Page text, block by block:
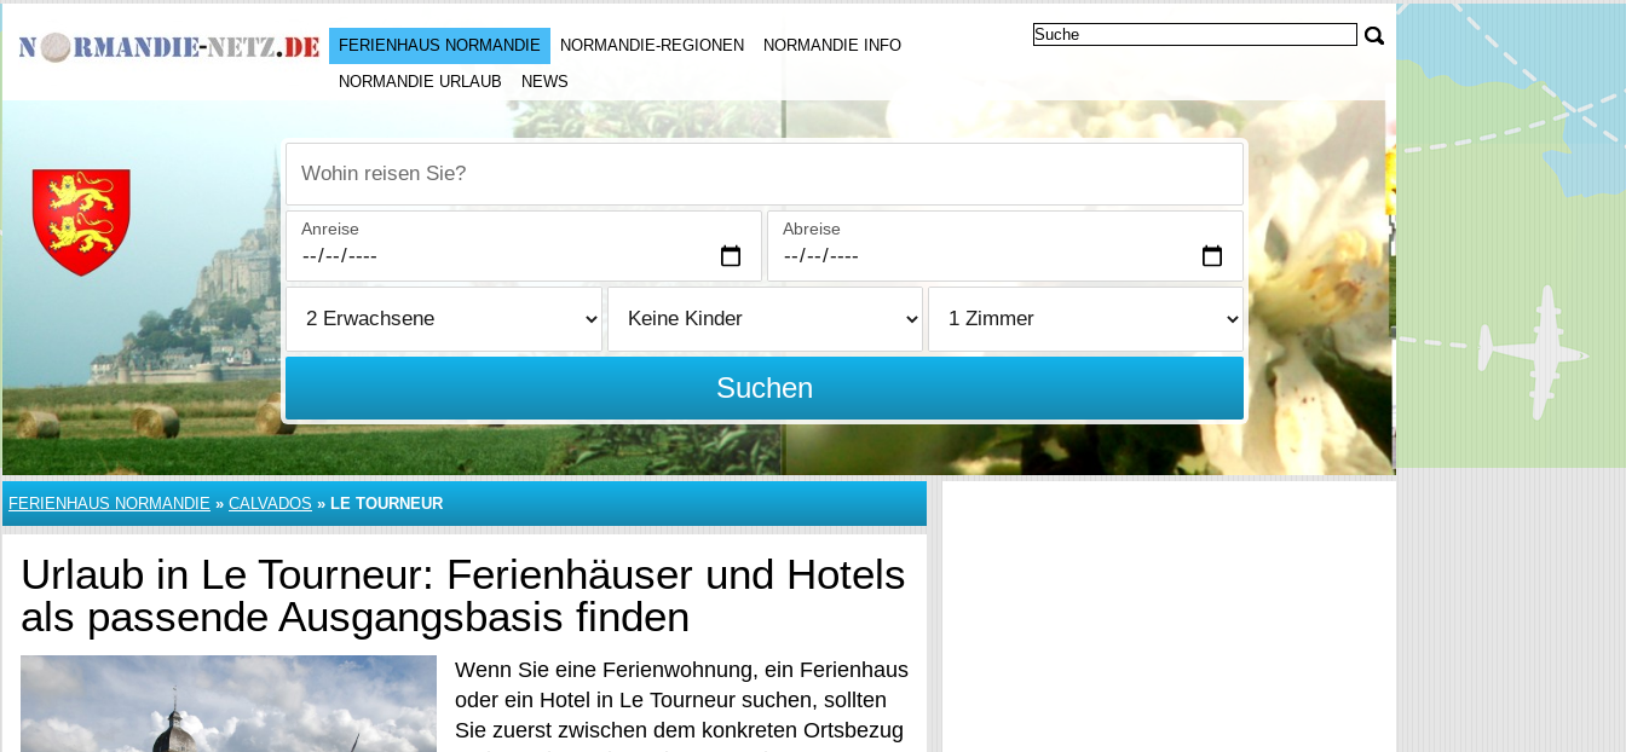
FERIENHAUS NORMANDIE NORMANDIE-REGIONEN
NORMANDIE INFO
NORMANDIE URLAUB
NEWS
Wohin reisen Sie?
Anreise Abreise
Suchen
FERIENHAUS NORMANDIE » CALVADOS » LE TOURNEUR
Urlaub in Le Tourneur: Ferienhäuser und Hotels
als passende Ausgangsbasis finden
Wenn Sie eine Ferienwohnung, ein Ferienhaus
oder ein Hotel in Le Tourneur suchen, sollten
Sie zuerst zwischen dem konkreten Ortsbezug